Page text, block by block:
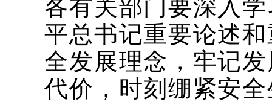
各有关部门要深入
平总书记重要论述
全发展理念，牢记
代价，时刻绷紧安